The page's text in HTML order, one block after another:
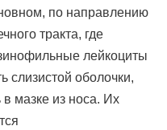
по направлению
тракта, где
лейкоциты
слизистой оболочки,
мазке из носа. Их